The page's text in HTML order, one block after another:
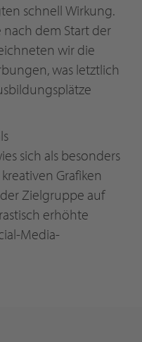
schnell Wirkung.
nach dem Start der
wir die
was letztlich
sich als besonders
Grafiken
Zielgruppe auf
erhöhte
Media-